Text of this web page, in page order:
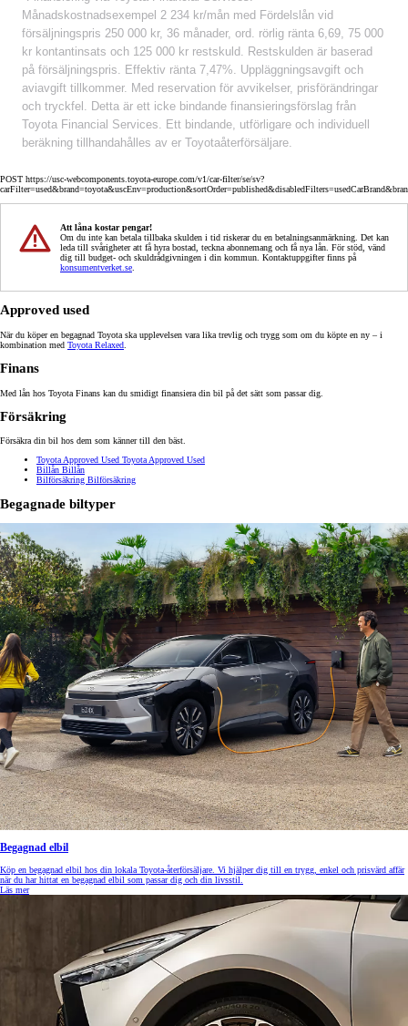
Månadskostnadsexempel 2 234 kr/mån med Fördelslån vid
försäljningspris 250 000 kr, 36 månader, ord. rörlig ränta 6,69, 75 000
kr kontantinsats och 125 000 kr restskuld. Restskulden är baserad
på försäljningspris. Effektiv ränta 7,47%. Uppläggningsavgift och
aviavgift tillkommer. Med reservation för avvikelser, prisförändringar
och tryckfel. Detta är ett icke bindande finansieringsförslag från
Toyota Financial Services. Ett bindande, utförligare och individuell
beräkning tillhandahålles av er Toyotaåterförsäljare.
POST https://usc-webcomponents.toyota-europe.com/v1/car-filter/se/sv?
Att låna kostar pengar!
Om du inte kan betala tillbaka skulden i tid riskerar du en betalningsanmärkning. Det kan
leda till svårigheter att få hyra bostad, teckna abonnemang och få nya lån. För stöd, vänd
dig till budget- och skuldrådgivningen i din kommun. Kontaktuppgifter finns på
konsumentverket.se
Approved used
När du köper en begagnad Toyota ska upplevelsen vara lika trevlig och trygg som om du köpte en ny – i
kombination med Toyota Relaxed
Finans
Med lån hos Toyota Finans kan du smidigt finansiera din bil på det sätt som passar dig.
Försäkring
Försäkra din bil hos dem som känner till den bäst.
Toyota Approved Used Toyota Approved Used
Billån Billån
Bilförsäkring Bilförsäkring
Begagnade biltyper
Begagnad elbil
Köp en begagnad elbil hos din lokala Toyota-återförsäljare. Vi hjälper dig till en trygg, enkel och prisvärd affär
när du har hittat en begagnad elbil som passar dig och din livsstil.
Läs mer